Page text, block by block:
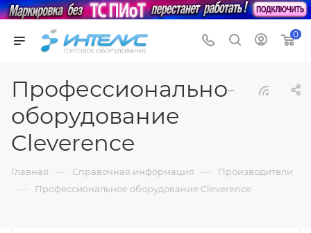
0
Профессиональное
оборудование
Cleverence
Главная — Справочная информация — Производители
— Профессиональное оборудование Cleverence